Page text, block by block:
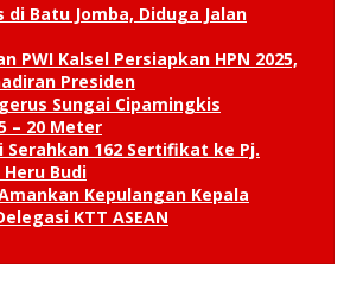
di Batu Jomba, Diduga Jalan
PWI Kalsel Persiapkan HPN 2025,
Presiden
Sungai Cipamingkis
– 20 Meter
Serahkan 162 Sertifikat ke Pj.
Heru Budi
Kepulangan Kepala
KTT ASEAN